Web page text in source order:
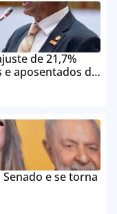
de 21,7%
e aposentados do
e se torna